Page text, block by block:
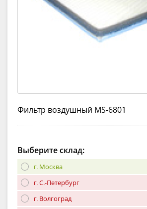
Фильтр воздушный MS-6801
Выберите склад:
г. Москва
г. С.-Петербург
г. Волгоград